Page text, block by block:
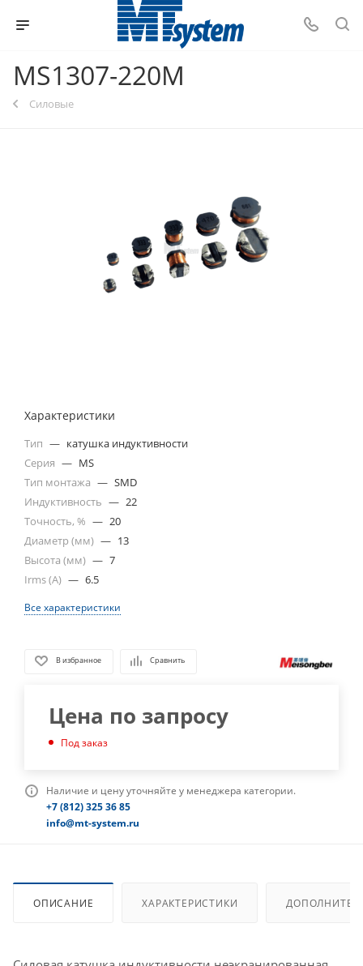
MS1307-220M
Силовые
Характеристики
Тип — катушка индуктивности
Серия — MS
Тип монтажа — SMD
Индуктивность — 22
Точность, % — 20
Диаметр (мм) — 13
Высота (мм) — 7
Irms (A) — 6.5
Все характеристики
В избранное Сравнить
Цена по запросу
Под заказ
Наличие и цену уточняйте у менеджера категории.
+7 (812) 325 36 85
info@mt-system.ru
ОПИСАНИЕ ХАРАКТЕРИСТИКИ